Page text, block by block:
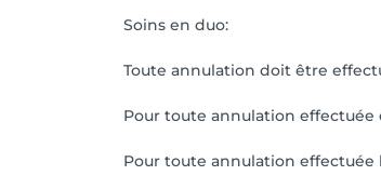
Soins en duo:
Toute annulation doit être
Pour toute annulation effectuée
Pour toute annulation effectuée